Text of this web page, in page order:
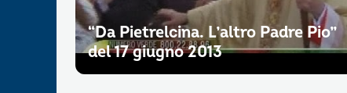
“Da Pietrelcina. L’altro Padre Pio”
del 17 giugno 2013